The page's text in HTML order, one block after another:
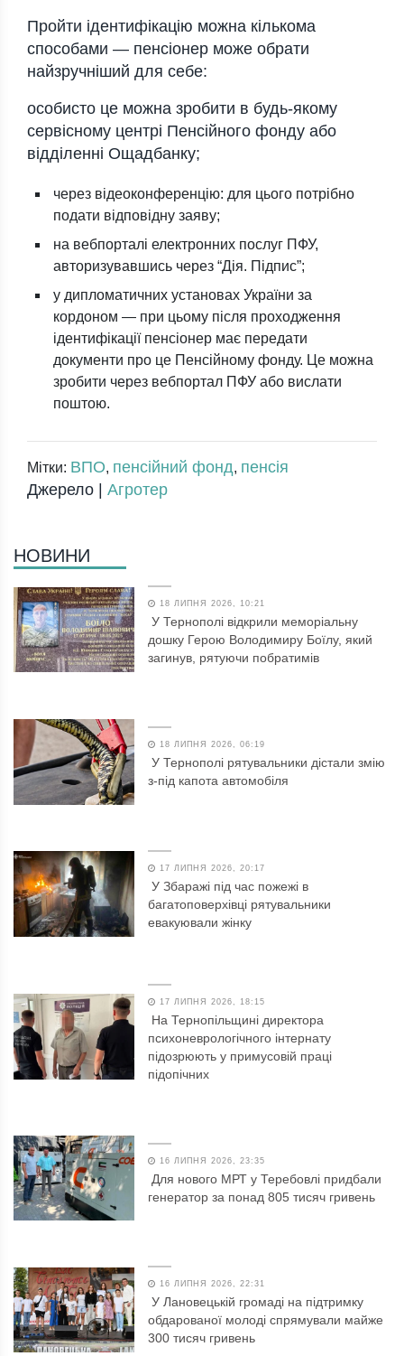
Пройти ідентифікацію можна кількома
способами — пенсіонер може обрати
найзручніший для себе:
особисто це можна зробити в будь-якому
сервісному центрі Пенсійного фонду або
відділенні Ощадбанку;
через відеоконференцію: для цього потрібно
подати відповідну заяву;
на вебпорталі електронних послуг ПФУ,
авторизувавшись через “Дія. Підпис”;
у дипломатичних установах України за
кордоном — при цьому після проходження
ідентифікації пенсіонер має передати
документи про це Пенсійному фонду. Це можна
зробити через вебпортал ПФУ або вислати
поштою.
Мітки: ВПО, пенсійний фонд, пенсія
Джерело | Агротер
НОВИНИ
18 ЛИПНЯ 2026, 10:21
У Тернополі відкрили меморіальну
дошку Герою Володимиру Боїлу, який
загинув, рятуючи побратимів
18 ЛИПНЯ 2026, 06:19
У Тернополі рятувальники дістали змію
з-під капота автомобіля
17 ЛИПНЯ 2026, 20:17
У Збаражі під час пожежі в
багатоповерхівці рятувальники
евакуювали жінку
17 ЛИПНЯ 2026, 18:15
На Тернопільщині директора
психоневрологічного інтернату
підозрюють у примусовій праці
підопічних
16 ЛИПНЯ 2026, 23:35
Для нового МРТ у Теребовлі придбали
генератор за понад 805 тисяч гривень
16 ЛИПНЯ 2026, 22:31
У Лановецькій громаді на підтримку
обдарованої молоді спрямували майже
300 тисяч гривень